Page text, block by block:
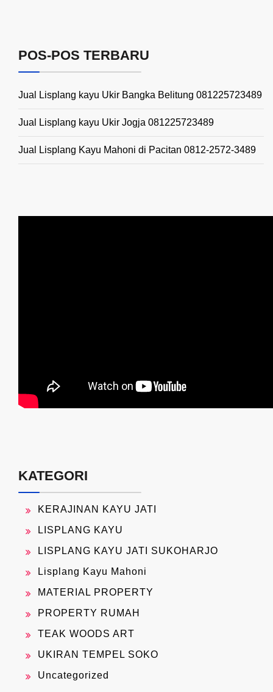
POS-POS TERBARU
Jual Lisplang kayu Ukir Bangka Belitung 081225723489
Jual Lisplang kayu Ukir Jogja 081225723489
Jual Lisplang Kayu Mahoni di Pacitan 0812-2572-3489
KATEGORI
KERAJINAN KAYU JATI
LISPLANG KAYU
LISPLANG KAYU JATI SUKOHARJO
Lisplang Kayu Mahoni
MATERIAL PROPERTY
PROPERTY RUMAH
TEAK WOODS ART
UKIRAN TEMPEL SOKO
Uncategorized